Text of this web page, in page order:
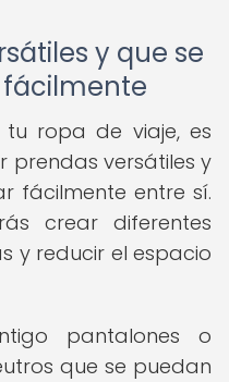
y que se
ropa de viaje, es
versátiles y
fácilmente entre sí.
crear diferentes
y reducir el espacio
pantalones o
que se puedan